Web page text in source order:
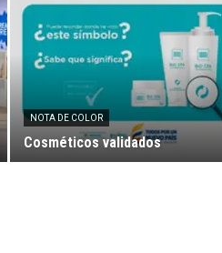
NOTA DE COLOR
Cosméticos validados